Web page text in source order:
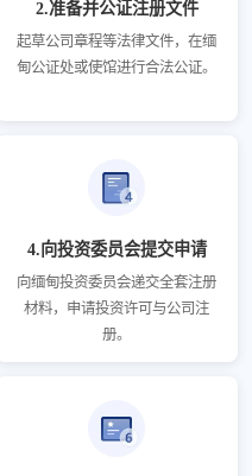
2.准备并公证注册文件
起草公司章程等法律文件，在缅
甸公证处或使馆进行合法公证。
4.向投资委员会提交申请
向缅甸投资委员会递交全套注册
材料，申请投资许可与公司注
册。